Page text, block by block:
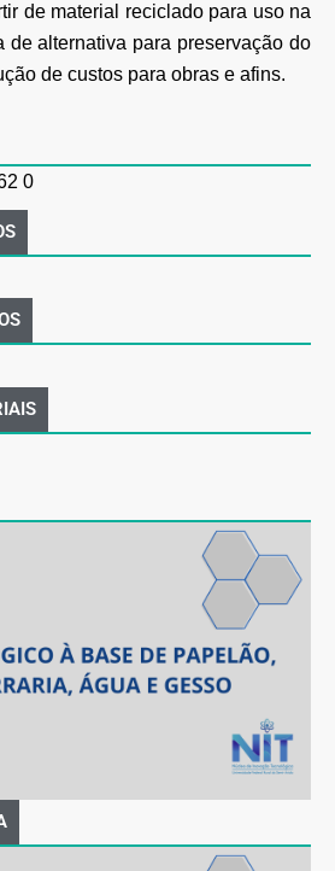
de material reciclado para uso na
de alternativa para preservação do
de custos para obras e afins.
0